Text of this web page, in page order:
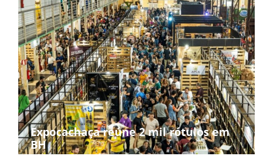
Expocachaça reúne 2 mil rótulos em
BH